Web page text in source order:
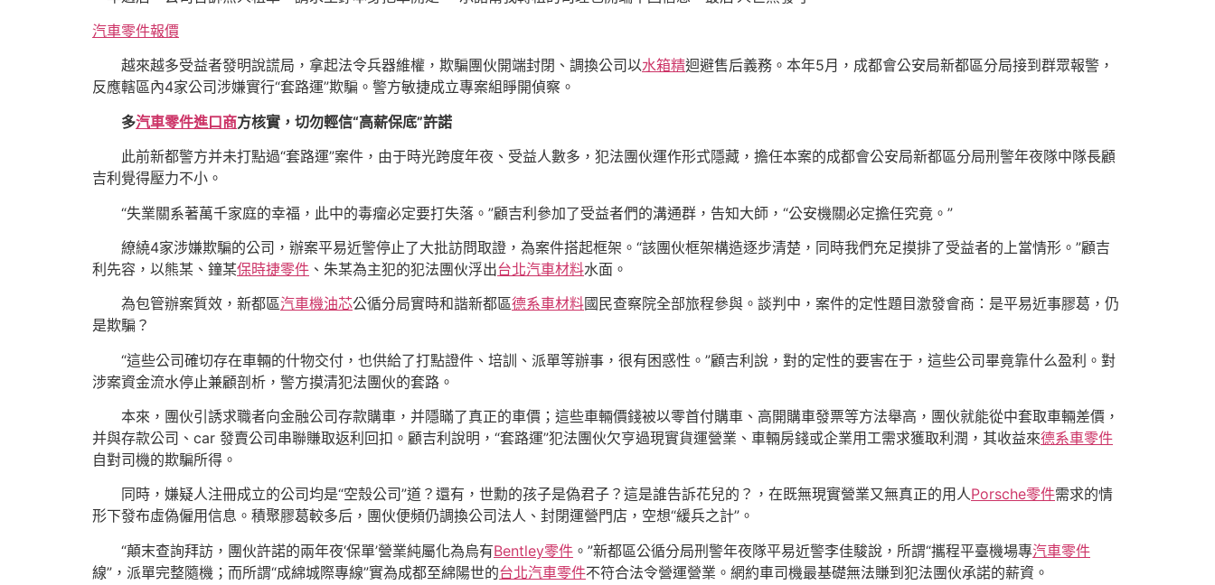
汽車零件報價
越來越多受益者發明說謊局，拿起法令兵器維權，欺騙團伙開端封閉、調換公司以水箱精迴避售后義務。本年5月，成都會公安局新都區分局接到群眾報警，
反應轄區內4家公司涉嫌實行“套路運”欺騙。警方敏捷成立專案組睜開偵察。
多汽車零件進口商方核實，切勿輕信“高薪保底”許諾
此前新都警方并未打點過“套路運”案件，由于時光跨度年夜、受益人數多，犯法團伙運作形式隱藏，擔任本案的成都會公安局新都區分局刑警年夜隊中隊長顧
吉利覺得壓力不小。
“失業關系著萬千家庭的幸福，此中的毒瘤必定要打失落。”顧吉利參加了受益者們的溝通群，告知大師，“公安機關必定擔任究竟。”
繚繞4家涉嫌欺騙的公司，辦案平易近警停止了大批訪問取證，為案件搭起框架。“該團伙框架構造逐步清楚，同時我們充足摸排了受益者的上當情形。”顧吉
利先容，以熊某、鐘某保時捷零件 、朱某為主犯的犯法團伙浮出台北汽車材料水面。
為包管辦案質效，新都區汽車機油芯公循分局實時和諧新都區德系車材料國民查察院全部旅程參與。談判中，案件的定性題目激發會商：是平易近事膠葛，仍
是欺騙？
“這些公司確切存在車輛的什物交付，也供給了打點證件、培訓、派單等辦事，很有困惑性。”顧吉利說，對的定性的要害在于，這些公司畢竟靠什么盈利。對
涉案資金流水停止兼顧剖析，警方摸清犯法團伙的套路。
本來，團伙引誘求職者向金融公司存款購車，并隱瞞了真正的車價；這些車輛價錢被以零首付購車、高開購車發票等方法舉高，團伙就能從中套取車輛差價，
并與存款公司、car 發賣公司串聯賺取返利回扣。顧吉利說明，“套路運”犯法團伙欠亨過現實貨運營業、車輛房錢或企業用工需求獲取利潤，其收益來德系車零件
自對司機的欺騙所得。
同時，嫌疑人注冊成立的公司均是“空殼公司”道？還有，世勳的孩子是偽君子？這是誰告訴花兒的？，在既無現實營業又無真正的用人Porsche零件需求的情
形下發布虛偽僱用信息。積聚膠葛較多后，團伙便頻仍調換公司法人、封閉運營門店，空想“緩兵之計”。
“顛末查詢拜訪，團伙許諾的兩年夜‘保單’營業純屬化為烏有Bentley零件 。”新都區公循分局刑警年夜隊平易近警李佳駿說，所謂“攜程平臺機場專汽車零件
線”，派單完整隨機；而所謂“成綿城際專線”實為成都至綿陽世的台北汽車零件不符合法令營運營業。網約車司機最基礎無法賺到犯法團伙承諾的薪資。